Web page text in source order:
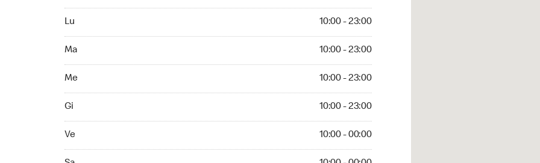
Lu 10:00 - 23:00
Ma 10:00 - 23:00
Me 10:00 - 23:00
Gi 10:00 - 23:00
Ve 10:00 - 00:00